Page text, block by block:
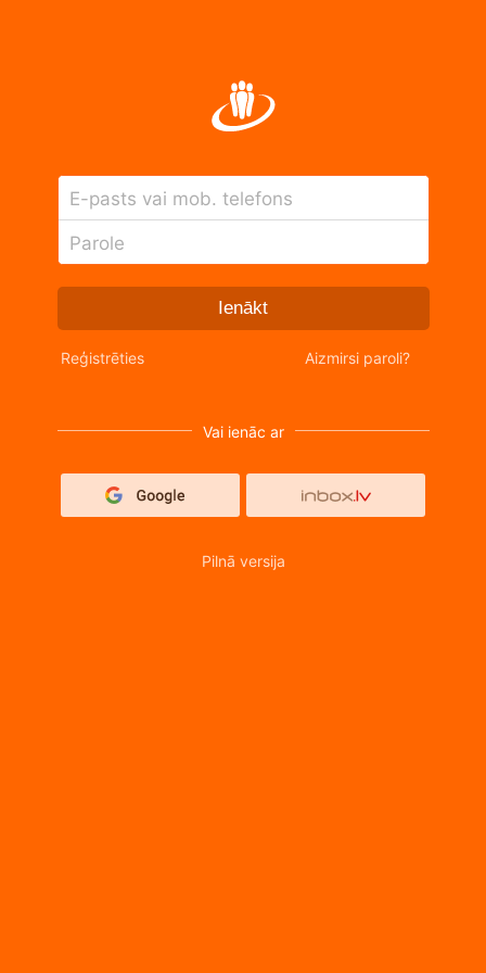
E-pasts vai mob. telefons
Parole
Ienākt
Reģistrēties Aizmirsi paroli?
Vai ienāc ar
Pilnā versija